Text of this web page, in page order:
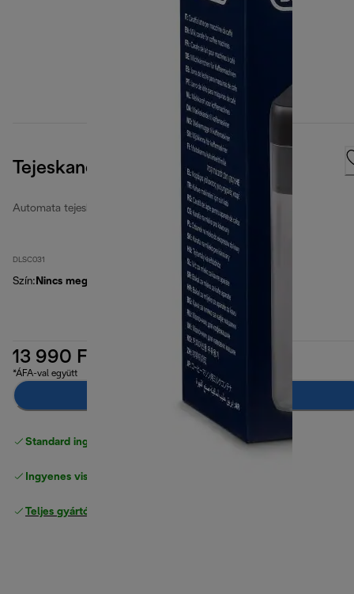
Tejeskancsó
Automata tejeskannák
DLSC031
Szín: Nincs meghatározva
13 990 Ft
*ÁFA-val együtt
Értesíts, ha elérhető
Standard ingyenes kiszállítás
Ingyenes visszaküldés
Teljes gyártói garancia